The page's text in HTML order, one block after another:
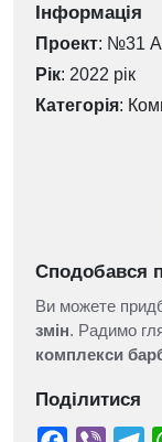
Інформація
Проект: №31 А
Рік: 2022 рік
Категорія:
Сподобався
Ви можете
змін. Радимо
комплекси
Поділитися